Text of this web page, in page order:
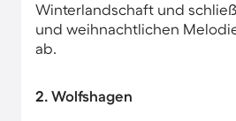
Winterlandschaft und
und weihnachtlichen
ab.
2. Wolfshagen